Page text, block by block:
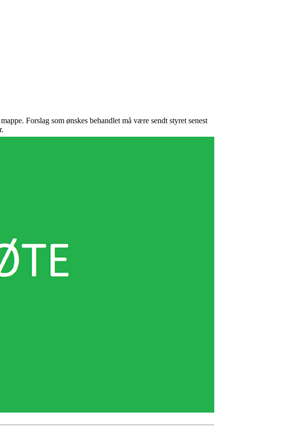
Forslag som ønskes behandlet må være sendt styret senest